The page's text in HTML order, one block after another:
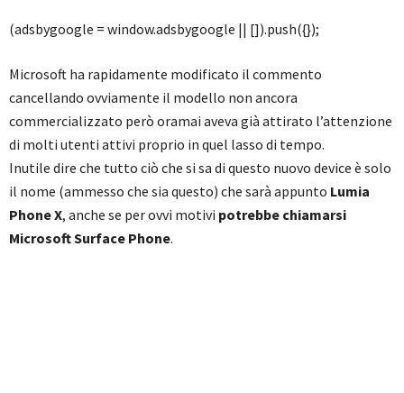
(adsbygoogle = window.adsbygoogle || []).push({});
Microsoft ha rapidamente modificato il commento
cancellando ovviamente il modello non ancora
commercializzato però oramai aveva già attirato l’attenzione
di molti utenti attivi proprio in quel lasso di tempo.
Inutile dire che tutto ciò che si sa di questo nuovo device è solo
il nome (ammesso che sia questo) che sarà appunto Lumia
Phone X, anche se per ovvi motivi potrebbe chiamarsi
Microsoft Surface Phone.